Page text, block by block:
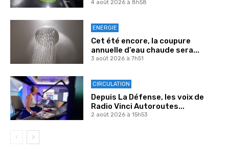
4 août 2026 à 8h58
ENERGIE
Cet été encore, la coupure
annuelle d’eau chaude sera...
3 août 2026 à 7h51
CIRCULATION
Depuis La Défense, les voix de
Radio Vinci Autoroutes...
2 août 2026 à 15h53